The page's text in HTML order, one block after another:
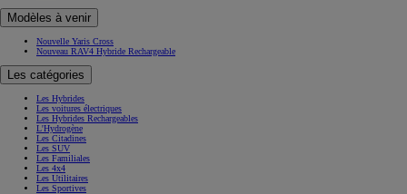
Modèles à venir
Nouvelle Yaris Cross
Nouveau RAV4 Hybride Rechargeable
Les catégories
Les Hybrides
Les voitures électriques
Les Hybrides Rechargeables
L'Hydrogène
Les Citadines
Les SUV
Les Familiales
Les 4x4
Les Utilitaires
Les Sportives